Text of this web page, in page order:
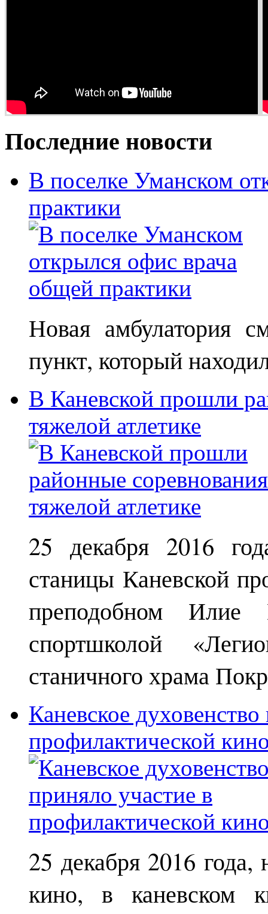
Последние новости
В поселке Уманском
практики
Новая амбулатория
пункт, который
В Каневской прошли
тяжелой атлетике
25 декабря 2016
станицы Каневской
преподобном Илие
спортшколой
станичного храма
Каневское
профилактической
25 декабря 2016
кино, в каневском